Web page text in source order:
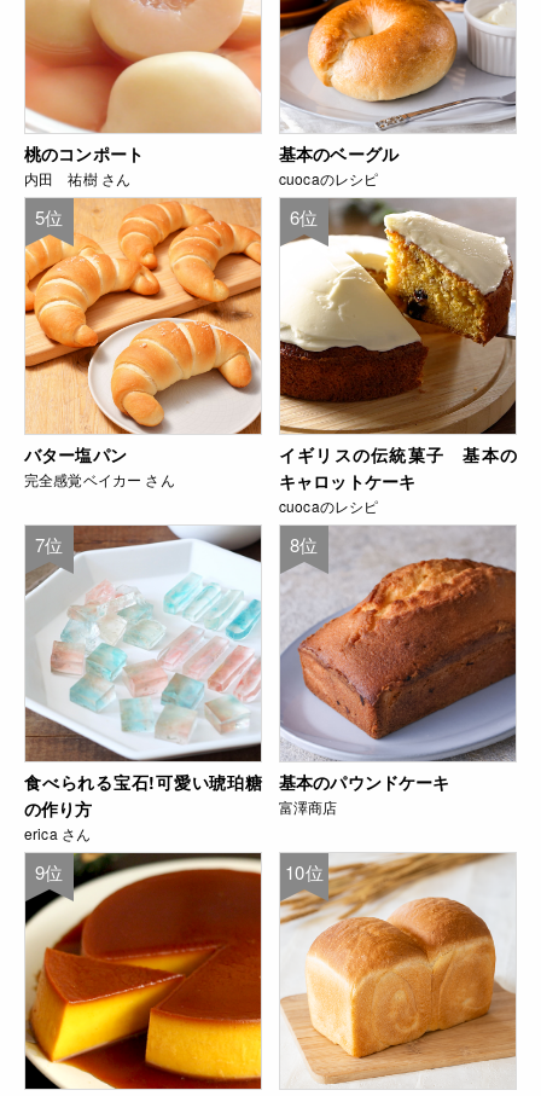
桃のコンポート
内田 祐樹 さん
基本のベーグル
cuocaのレシピ
5位
バター塩パン
完全感覚ベイカー さん
6位
イギリスの伝統菓子 基本の
キャロットケーキ
cuocaのレシピ
7位
食べられる宝石!可愛い琥珀糖
の作り方
erica さん
8位
基本のパウンドケーキ
富澤商店
9位 10位